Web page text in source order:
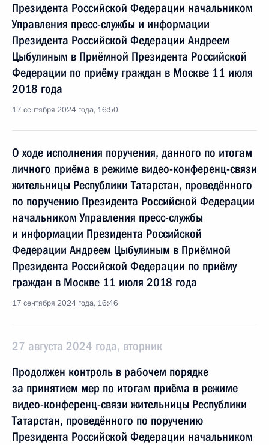
Президента Российской Федерации начальником
Управления пресс-службы и информации
Президента Российской Федерации Андреем
Цыбулиным в Приёмной Президента Российской
Федерации по приёму граждан в Москве 11 июля
2018 года
17 сентября 2024 года, 16:50
О ходе исполнения поручения, данного по итогам
личного приёма в режиме видео-конференц-связи
жительницы Республики Татарстан, проведённого
по поручению Президента Российской Федерации
начальником Управления пресс-службы
и информации Президента Российской
Федерации Андреем Цыбулиным в Приёмной
Президента Российской Федерации по приёму
граждан в Москве 11 июля 2018 года
17 сентября 2024 года, 16:46
27 августа 2024 года, вторник
Продолжен контроль в рабочем порядке
за принятием мер по итогам приёма в режиме
видео-конференц-связи жительницы Республики
Татарстан, проведённого по поручению
Президента Российской Федерации начальником